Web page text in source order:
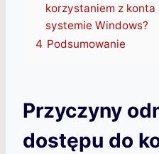
korzystaniem z
systemie Windows?
4 Podsumowanie
Przyczyny
dostępu do